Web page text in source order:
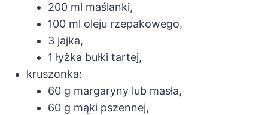
200 ml maślanki,
100 ml oleju rzepakowego,
3 jajka,
1 łyżka bułki tartej,
kruszonka:
60 g margaryny lub masła,
60 g mąki pszennej,